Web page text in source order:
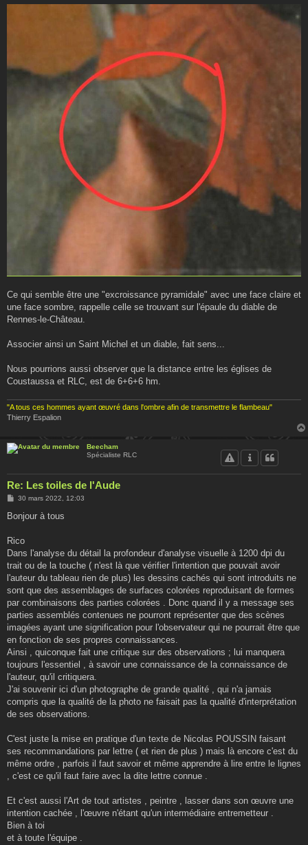
Ce qui semble être une "excroissance pyramidale" avec une face claire et
une face sombre, rappelle celle se trouvant sur l'épaule du diable de
Rennes-le-Château.
Associer ainsi un Saint Michel et un diable, fait sens...
Nous pourrions aussi observer que la distance entre les églises de
Coustaussa et RLC, est de 6+6+6 hm.
"A tous ces hommes ayant œuvré dans l'ombre afin de transmettre le flambeau"
Thierry Espalion
Beecham
Spécialiste RLC
Re: Les toiles de l'Aude
M
s
g
30 mars 2022, 12:03
Bonjour à tous
Rico
Dans l'analyse du détail la profondeur d'analyse visuelle à 1200 dpi du
trait ou de la touche ( n'est là que vérifier l'intention que pouvait avoir
l'auteur du tableau rien de plus) les dessins cachés qui sont introduits ne
sont que des assemblages de surfaces colorées reproduisant de formes
par combinaisons des parties colorées . Donc quand il y a message ses
parties assemblés contenues ne pourront représenter que des scènes
imagées ayant une signification pour l'observateur qui ne pourrait être que
en fonction de ses propres connaissances.
Ainsi , quiconque fait une critique sur des observations ; lui manquera
toujours l'essentiel , à savoir une connaissance de la connaissance de
l'auteur, qu'il critiquera.
J'ai souvenir ici d'un photographe de grande qualité , qui n'a jamais
compris que la qualité de la photo ne faisait pas la qualité d'interprétation
de ses observations.
C'est juste la mise en pratique d'un texte de Nicolas POUSSIN faisant
ses recommandations par lettre ( et rien de plus ) mais là encore c'est du
même ordre , parfois il faut savoir et même apprendre à lire entre le lignes
, c'est ce qu'il faut faire avec la dite lettre connue .
Et c'est aussi l'Art de tout artistes , peintre , lasser dans son œuvre une
intention cachée , l'œuvre n'étant qu'un intermédiaire entremetteur .
Bien à toi
et à toute l'équipe .